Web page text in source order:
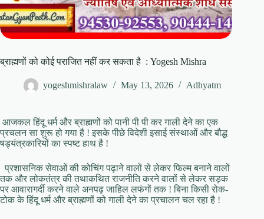
ब्राह्मणों को कोई पराजित नहीं कर सकता है : Yogesh Mishra
yogeshmishralaw May 13, 2026 Adhyatm
आजकल हिंदू धर्म और ब्राह्मणों को पानी पी पी कर गाली देने का एक
प्रचलन सा शुरू हो गया है ! इसके पीछे विदेशी इसाई संस्थाओं और बौद्ध
षड्यंत्रकारियों का स्पष्ट हाथ है !
प्रशासनिक सेवाओं की कोचिंग पढ़ाने वालों से लेकर फिल्म बनाने वालों
तक और लोकतंत्र की तथाकथित राजनीति करने वालों से लेकर सड़क
पर आवारागर्दी करने वाले अनपढ़ जाहिल लफंगों तक ! बिना किसी रोक-
टोक के हिंदू धर्म और ब्राह्मणों को गाली देने का प्रचालन चल रहा है !